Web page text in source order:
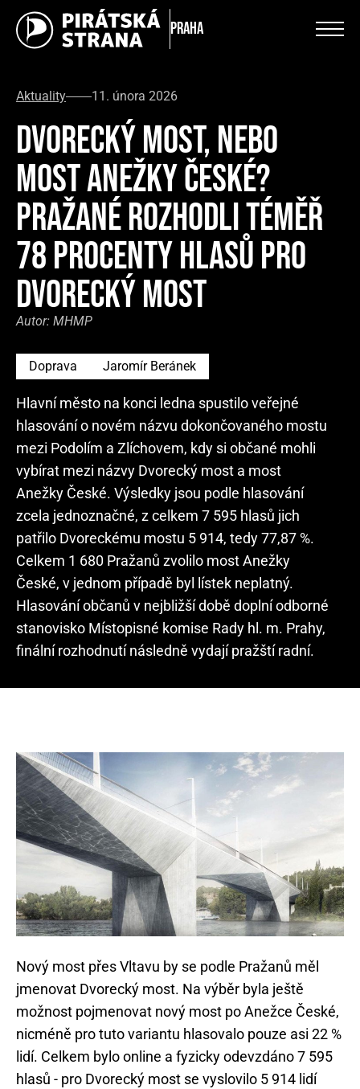
Praha
Aktuality 11. února 2026
DVORECKÝ MOST, NEBO
MOST ANEŽKY ČESKÉ?
PRAŽANÉ ROZHODLI TÉMĚŘ
78 PROCENTY HLASŮ PRO
DVORECKÝ MOST
Autor: MHMP
Doprava Jaromír Beránek
Hlavní město na konci ledna spustilo veřejné
hlasování o novém názvu dokončovaného mostu
mezi Podolím a Zlíchovem, kdy si občané mohli
vybírat mezi názvy Dvorecký most a most
Anežky České. Výsledky jsou podle hlasování
zcela jednoznačné, z celkem 7 595 hlasů jich
patřilo Dvoreckému mostu 5 914, tedy 77,87 %.
Celkem 1 680 Pražanů zvolilo most Anežky
České, v jednom případě byl lístek neplatný.
Hlasování občanů v nejbližší době doplní odborné
stanovisko Místopisné komise Rady hl. m. Prahy,
finální rozhodnutí následně vydají pražští radní.
Nový most přes Vltavu by se podle Pražanů měl
jmenovat Dvorecký most. Na výběr byla ještě
možnost pojmenovat nový most po Anežce České,
nicméně pro tuto variantu hlasovalo pouze asi 22 %
lidí. Celkem bylo online a fyzicky odevzdáno 7 595
hlasů - pro Dvorecký most se vyslovilo 5 914 lidí